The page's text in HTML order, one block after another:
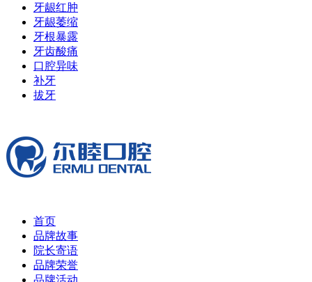
牙龈红肿
牙龈萎缩
牙根暴露
牙齿酸痛
口腔异味
补牙
拔牙
首页
品牌故事
院长寄语
品牌荣誉
品牌活动